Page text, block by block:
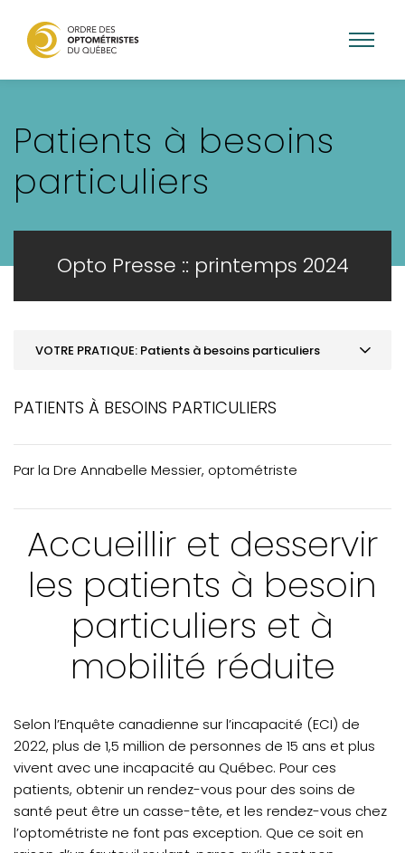
contenu
Patients à besoins
particuliers
Opto Presse :: printemps 2024
VOTRE PRATIQUE: Patients à besoins particuliers
ACTUALITÉS : Collaboration entre intervenants du secteur
ACTUALITÉS : Retour sur l'éclipse
ACTUALITÉS : Remise du Mérite du CIQ
VOTRE PRATIQUE: Optométriste travailleur autonome et
responsabilités
VOTRE PRATIQUE: Patients à besoins particuliers
VOTRE FORMATION CONTINUE: Mot du CPRO
VOTRE FORMATION CONTINUE: Vos questions, nos
réponses
PATIENTS À BESOINS PARTICULIERS
Par la Dre Annabelle Messier, optométriste
Accueillir et desservir
les patients à besoin
particuliers et à
mobilité réduite
Selon l’Enquête canadienne sur l’incapacité (ECI) de
2022, plus de 1,5 million de personnes de 15 ans et plus
vivent avec une incapacité au Québec. Pour ces
patients, obtenir un rendez-vous pour des soins de
santé peut être un casse-tête, et les rendez-vous chez
l’optométriste ne font pas exception. Que ce soit en